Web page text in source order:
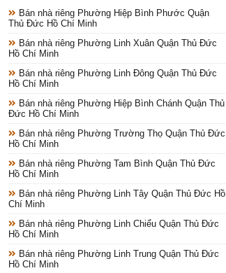
Bán nhà riêng Phường Hiệp Bình Phước Quận
Thủ Đức Hồ Chí Minh
Bán nhà riêng Phường Linh Xuân Quận Thủ Đức
Hồ Chí Minh
Bán nhà riêng Phường Linh Đông Quận Thủ Đức
Hồ Chí Minh
Bán nhà riêng Phường Hiệp Bình Chánh Quận Thủ
Đức Hồ Chí Minh
Bán nhà riêng Phường Trường Thọ Quận Thủ Đức
Hồ Chí Minh
Bán nhà riêng Phường Tam Bình Quận Thủ Đức
Hồ Chí Minh
Bán nhà riêng Phường Linh Tây Quận Thủ Đức Hồ
Chí Minh
Bán nhà riêng Phường Linh Chiểu Quận Thủ Đức
Hồ Chí Minh
Bán nhà riêng Phường Linh Trung Quận Thủ Đức
Hồ Chí Minh